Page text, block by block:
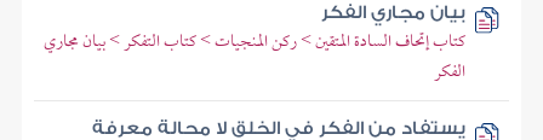
بيان مجاري الفكر
كتاب إتحاف السادة المتقين > ركن المنجيات > كتاب التفكر > بيان مجاري
الفكر
يستفاد من الفكر في الخلق لا محالة معرفة